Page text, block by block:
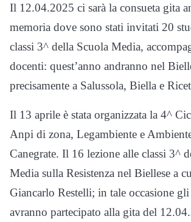
Il 12.04.2025 ci sarà la consueta gita
memoria dove sono stati invitati 20
classi 3^ della Scuola Media,
docenti: quest’anno andranno nel
precisamente a Salussola, Biella e
Il 13 aprile è stata organizzata la 4^
Anpi di zona, Legambiente e
Canegrate. Il 16 lezione alle classi 3^
Media sulla Resistenza nel Biellese a
Giancarlo Restelli; in tale occasione
avranno partecipato alla gita del